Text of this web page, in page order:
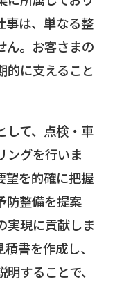
事は、単なる整
ん。お客さまの
的に支えること
して、点検・車
ングを行いま
望を的確に把握
防整備を提案
実現に貢献しま
書を作成し、
することで、